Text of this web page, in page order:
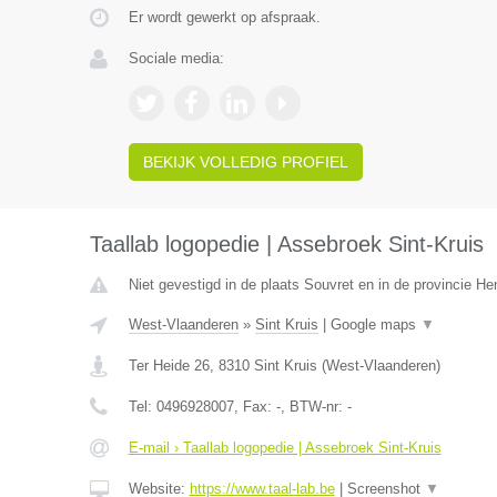
Er wordt gewerkt op afspraak.
Sociale media:
BEKIJK VOLLEDIG PROFIEL
Taallab logopedie | Assebroek Sint-Kruis
Niet gevestigd in de plaats Souvret en in de provincie
West-Vlaanderen» Sint Kruis Google maps ▼
Ter Heide 26, 8310 Sint Kruis (West-Vlaanderen)
Tel: 0496928007, Fax: -, BTW-nr: -
E-mail › Taallab logopedie | Assebroek Sint-Kruis
Website: https://www.taal-lab.be| Screenshot ▼